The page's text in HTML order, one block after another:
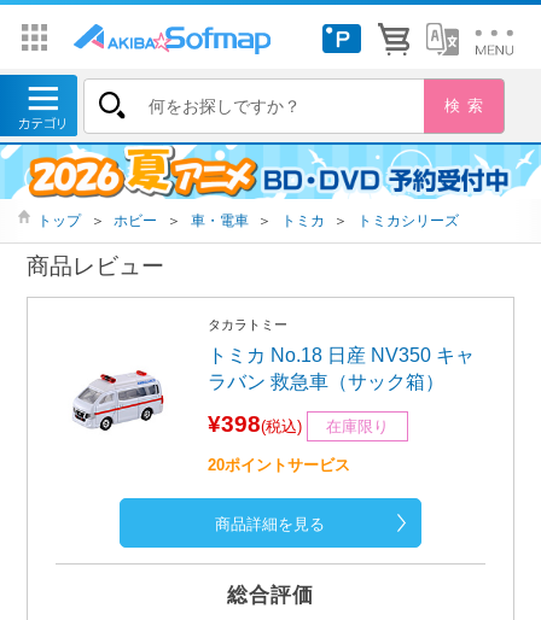
トップ ＞ ホビー ＞ 車・電車 ＞ トミカ ＞ トミカシリーズ
商品レビュー
タカラトミー
トミカ No.18 日産 NV350 キャ
ラバン 救急車（サック箱）
¥398(税込) 在庫限り
20ポイントサービス
商品詳細を見る
総合評価